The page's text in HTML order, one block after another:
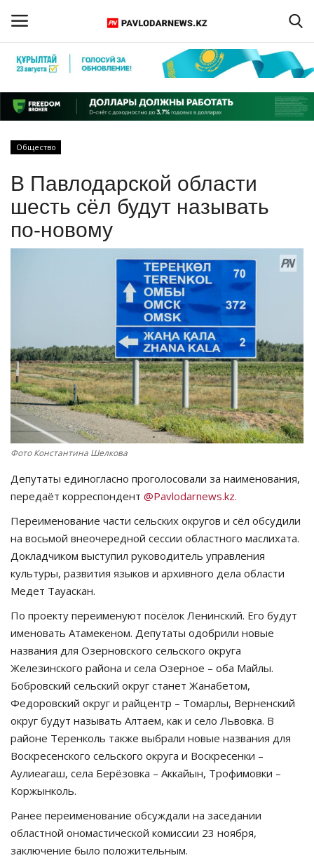
Регистрация
Главная
ПАВЛОДАРСКАЯ ОБЛАСТЬ
КАЗАХСТАН
Чек-лист
РАЗВЛЕЧЕНИЯ
OFFICIAL
Курултай
Язык
Қазақша Русский
Общество
В Павлодарской области
шесть сёл будут называть
по-новому
Фото Константина Шелкова
Депутаты единогласно проголосовали за наименования,
передаёт корреспондент @Pavlodarnews.kz.
Переименование части сельских округов и сёл обсудили
на восьмой внеочередной сессии областного маслихата.
Докладчиком выступил руководитель управления
культуры, развития языков и архивного дела области
Медет Тауаскан.
По проекту переименуют посёлок Ленинский. Его будут
именовать Атамекеном. Депутаты одобрили новые
названия для Озерновского сельского округа
Железинского района и села Озерное – оба Майлы.
Бобровский сельский округ станет Жанабетом,
Федоровский округ и райцентр – Томарлы, Верненский
округ будут называть Алтаем, как и село Львовка. В
районе Теренколь также выбрали новые названия для
Воскресенского сельского округа и Воскресенки –
Аулиеагаш, села Берёзовка – Аккайын, Трофимовки –
Коржынколь.
Ранее переименование обсуждали на заседании
областной ономастической комиссии 23 ноября,
заключение было положительным.